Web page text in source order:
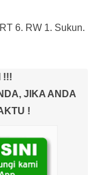
6. RW 1. Sukun.
!!!
JIKA ANDA
!